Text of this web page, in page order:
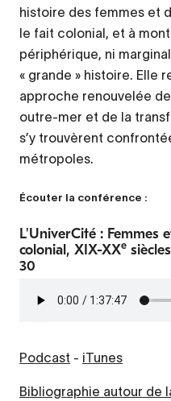
histoire des femmes et
le fait colonial, et à
périphérique, ni
« grande » histoire. Elle
approche renouvelée
outre-mer et de la
s’y trouvèrent
métropoles.
Écouter la conférence :
L'UniverCité : Femmes
colonial, XIX-XXe
30
audio
Podcast - iTunes
Bibliographie autour de